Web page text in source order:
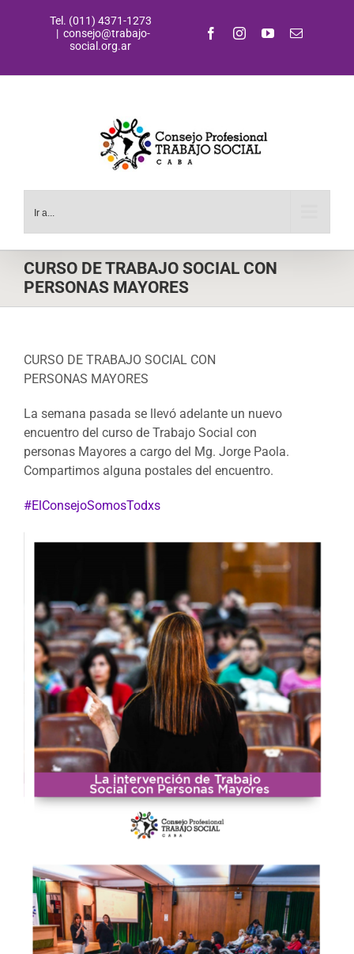
Tel. (011) 4371-1273
| consejo@trabajo-
social.org.ar
FacebookInstagramYouTubeCorreo
Ir a...
CURSO DE TRABAJO SOCIAL CON
PERSONAS MAYORES
CURSO DE TRABAJO SOCIAL CON
PERSONAS MAYORES
La semana pasada se llevó adelante un nuevo
encuentro del curso de Trabajo Social con
personas Mayores a cargo del Mg. Jorge Paola.
Compartimos alguna postales del encuentro.
#ElConsejoSomosTodxs